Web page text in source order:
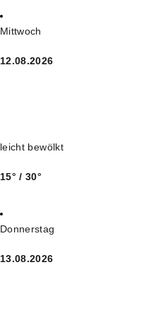
Mittwoch
12.08.2026
leicht bewölkt
15° / 30°
Donnerstag
13.08.2026